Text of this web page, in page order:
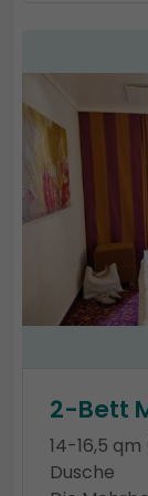
2-Bett
14-16,5
Dusche